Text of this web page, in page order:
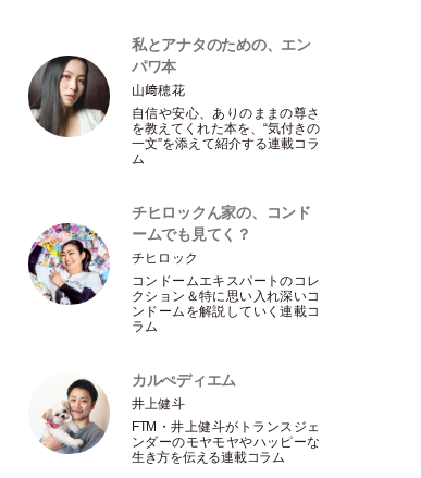
私とアナタのための、エン
パワ本
山﨑穂花
自信や安心、ありのままの尊さ
を教えてくれた本を、“気付きの
一文”を添えて紹介する連載コラ
ム
チヒロックん家の、コンド
ームでも見てく？
チヒロック
コンドームエキスパートのコレ
クション＆特に思い入れ深いコ
ンドームを解説していく連載コ
ラム
カルぺディエム
井上健斗
FTM ・井上健斗がトランスジェ
ンダーのモヤモヤやハッピーな
生き方を伝える連載コラム